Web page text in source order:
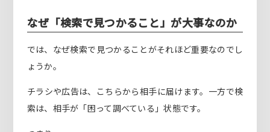
なぜ「検索で見つかること」が大事なのか
では、なぜ検索で見つかることがそれほど重要なのでし
ょうか。
チラシや広告は、こちらから相手に届けます。一方で検
索は、相手が「困って調べている」状態です。